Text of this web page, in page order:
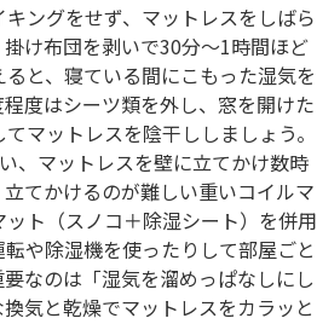
ングをせず、マットレスをしばら
け布団を剥いで30分〜1時間ほど
と、寝ている間にこもった湿気を
度はシーツ類を外し、窓を開けた
マットレスを陰干ししましょう。
、マットレスを壁に立てかけ数時
てかけるのが難しい重いコイルマ
ト（スノコ＋除湿シート）を併用
や除湿機を使ったりして部屋ごと
なのは「湿気を溜めっぱなしにし
気と乾燥でマットレスをカラッと